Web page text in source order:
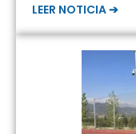
LEER NOTICIA ➔